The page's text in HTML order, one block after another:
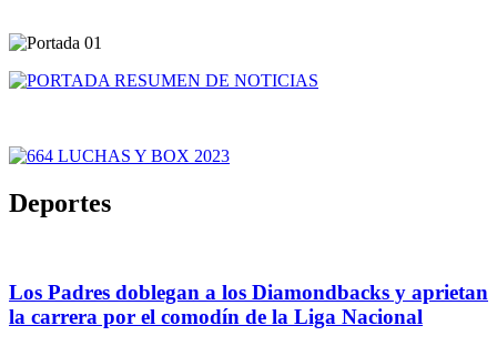
Deportes
Los Padres doblegan a los Diamondbacks y aprietan
la carrera por el comodín de la Liga Nacional